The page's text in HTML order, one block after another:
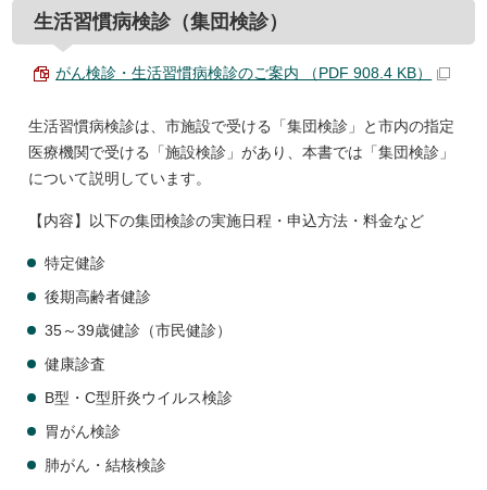
生活習慣病検診（集団検診）
がん検診・生活習慣病検診のご案内 （PDF 908.4 KB）
生活習慣病検診は、市施設で受ける「集団検診」と市内の指定
医療機関で受ける「施設検診」があり、本書では「集団検診」
について説明しています。
【内容】以下の集団検診の実施日程・申込方法・料金など
特定健診
後期高齢者健診
35～39歳健診（市民健診）
健康診査
B型・C型肝炎ウイルス検診
胃がん検診
肺がん・結核検診